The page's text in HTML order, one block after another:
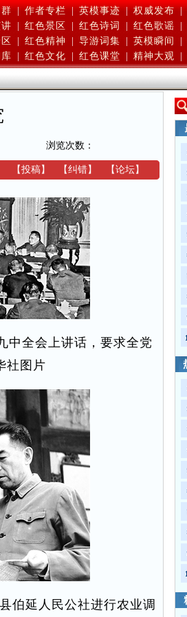
| 作者专栏 | 英模事迹 | 权威发布 |
红色景区 红色诗词 红色歌谣
红色精神 导游词集 英模瞬间
红色文化 红色课堂 精神大观
浏览次数：
【投稿】 【纠错】 【论坛】
中全会上讲话，要求全党
社图片
伯延人民公社进行农业调